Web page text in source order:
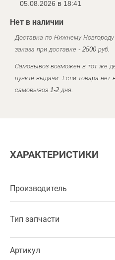
05.08.2026 в 18:41
Нет в наличии
Доставка по Нижнему
заказа при доставке - 2500 руб.
Самовывоз возможен в тот же
пункте выдачи. Если товара
самовывоз 1-2 дня.
ХАРАКТЕРИСТИКИ
Производитель
Тип запчасти
Артикул